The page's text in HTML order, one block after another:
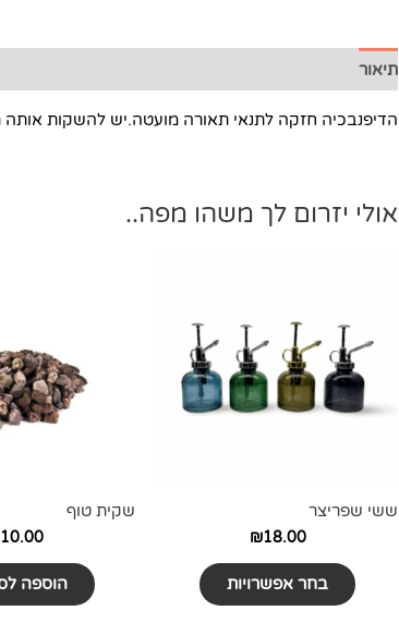
תיאור
הדיפנבכיה חזקה לתנאי תאורה מועטה.יש להשקות
אולי יזרום לך משהו מפה..
ששי שפריצר
₪18.00
בחר אפשרויות
מספר
סוגים.
ניתן
לבחור
שקית טוף
10.00
הוספה